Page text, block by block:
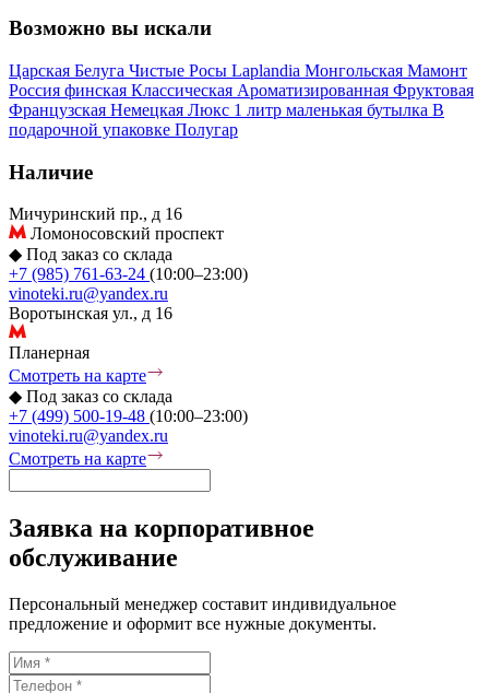
Возможно вы искали
Царская Белуга Чистые Росы Laplandia Монгольская Мамонт
Россия финская Классическая Ароматизированная Фруктовая
Французская Немецкая Люкс 1 литр маленькая бутылка В
подарочной упаковке Полугар
Наличие
Мичуринский пр., д 16
Ломоносовский проспект
◆ Под заказ со склада
+7 (985) 761-63-24 (10:00–23:00)
vinoteki.ru@yandex.ru
Воротынская ул., д 16
Планерная
Смотреть на карте
◆ Под заказ со склада
+7 (499) 500-19-48 (10:00–23:00)
vinoteki.ru@yandex.ru
Смотреть на карте
Заявка на корпоративное
обслуживание
Персональный менеджер составит индивидуальное
предложение и оформит все нужные документы.